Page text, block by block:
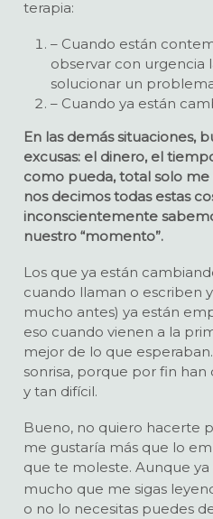
terapia:
– Cuando están
observar con urgencia
solucionar un
– Cuando ya están
En las demás situaciones,
excusas: el dinero, el
como pueda, total solo
nos decimos todas estas
inconscientemente
nuestro “momento”.
Los que ya están
cuando llaman o escriben
mucho antes) ya están
eso cuando vienen a la
mejor de lo que
sonrisa, porque por fin
y tan difícil.
Bueno, no quiero hacerte
me gustaría más que lo
que te moleste. Aunque
mucho que me sigas
o no lo necesitas puedes